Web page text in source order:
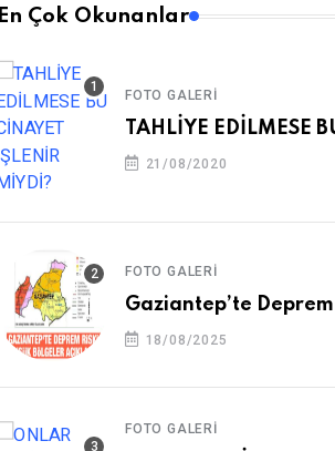
En Çok Okunanlar
FOTO GALERI
TAHLİYE EDİLMESE
21/08/2020
FOTO GALERI
Gaziantep’te
18/08/2025
FOTO GALERI